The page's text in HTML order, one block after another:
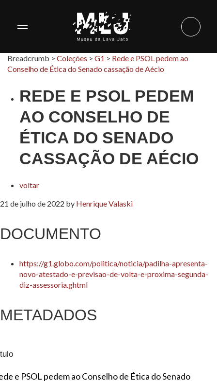
Breadcrumb > Coleções > G1 > Rede e PSOL pedem ao
Conselho de Ética do Senado cassação de Aécio
REDE E PSOL PEDEM
AO CONSELHO DE
ÉTICA DO SENADO
CASSAÇÃO DE AÉCIO
voltar
21 de julho de 2022 by Henrique Valaski
DOCUMENTO
https://g1.globo.com/politica/noticia/padilha-apresenta-
novo-atestado-e-previsao-de-volta-e-proxima-segunda-
diz-assessoria.ghtml
METADADOS
e PSOL pedem ao Conselho de Ética do Senado